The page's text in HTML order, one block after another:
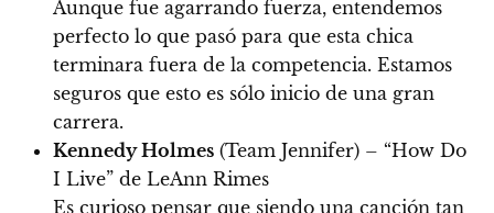
Aunque fue agarrando fuerza, entendemos
perfecto lo que pasó para que esta chica
terminara fuera de la competencia. Estamos
seguros que esto es sólo inicio de una gran
carrera.
Kennedy Holmes (Team Jennifer) – “How Do
I Live” de LeAnn Rimes
Es curioso pensar que siendo una canción tan